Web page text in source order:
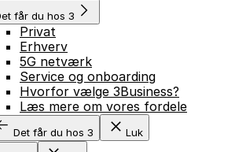
får du hos 3
Privat
Erhverv
5G netværk
Service og onboarding
Hvorfor vælge 3Business?
Læs mere om vores fordele
Det får du hos 3 Luk